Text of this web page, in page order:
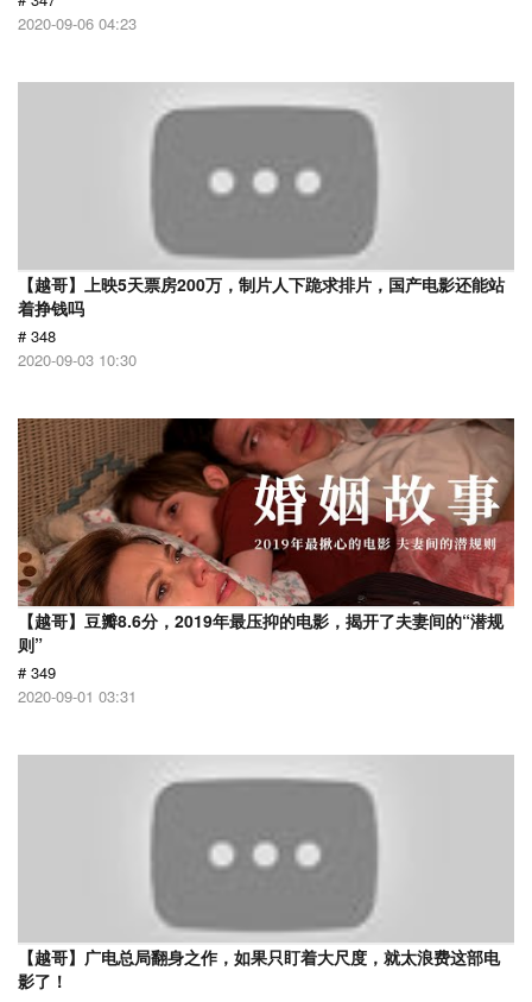
2020-09-06 04:23
【越哥】上映5天票房200万，制片人下跪求排片，国产电影还能站
着挣钱吗
# 348
2020-09-03 10:30
【越哥】豆瓣8.6分，2019年最压抑的电影，揭开了夫妻间的“潜规
则”
# 349
2020-09-01 03:31
【越哥】广电总局翻身之作，如果只盯着大尺度，就太浪费这部电
影了！